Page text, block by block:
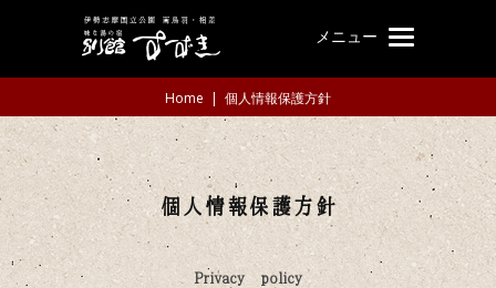
メニュー
Home | 個人情報保護方針
個人情報保護方針
Privacy policy